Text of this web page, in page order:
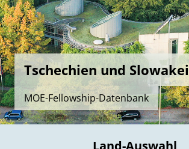
Tschechien und Slowakei
MOE-Fellowship-Datenbank
Land-Auswahl